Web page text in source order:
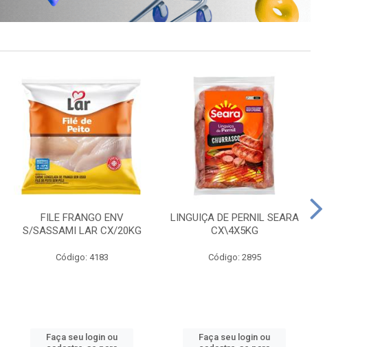
FILE FRANGO ENV
S/SASSAMI LAR CX/20KG
Código: 4183
Faça seu login ou
LINGUIÇA DE PERNIL SEARA
CX\4X5KG
Código: 2895
Faça seu login ou